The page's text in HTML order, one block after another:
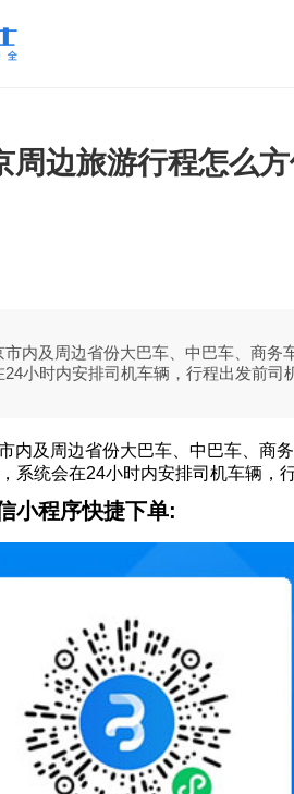
周边旅游行程怎么
市内及周边省份大巴车、中巴车、商
小时内安排司机车辆，行程出发前
内及周边省份大巴车、中巴车、商
系统会在24小时内安排司机车辆，
小程序快捷下单: